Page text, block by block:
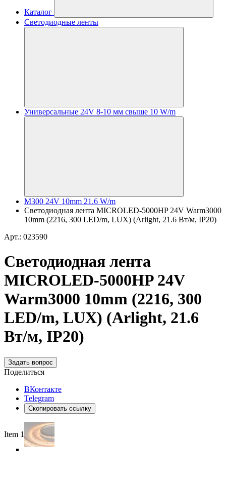
Каталог
Светодиодные ленты
Универсальные 24V 8-10 мм свыше 10 W/m
M300 24V 10mm 21.6 W/m
Светодиодная лента MICROLED-5000HP 24V Warm3000
10mm (2216, 300 LED/m, LUX) (Arlight, 21.6 Вт/м, IP20)
Арт.: 023590
Светодиодная лента
MICROLED-5000HP 24V
Warm3000 10mm (2216, 300
LED/m, LUX) (Arlight, 21.6
Вт/м, IP20)
Задать вопрос
Поделиться
ВКонтакте
Telegram
Скопировать ссылку
Item 1 of 4